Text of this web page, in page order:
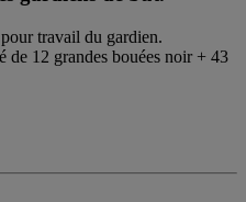
travail du gardien.
de 12 grandes bouées noir + 43